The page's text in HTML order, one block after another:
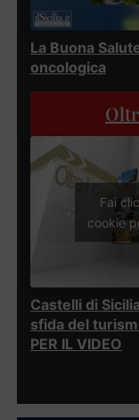
La Buona
oncologica
Fai
cookie
Castelli di
sfida del
PER IL VIDEO